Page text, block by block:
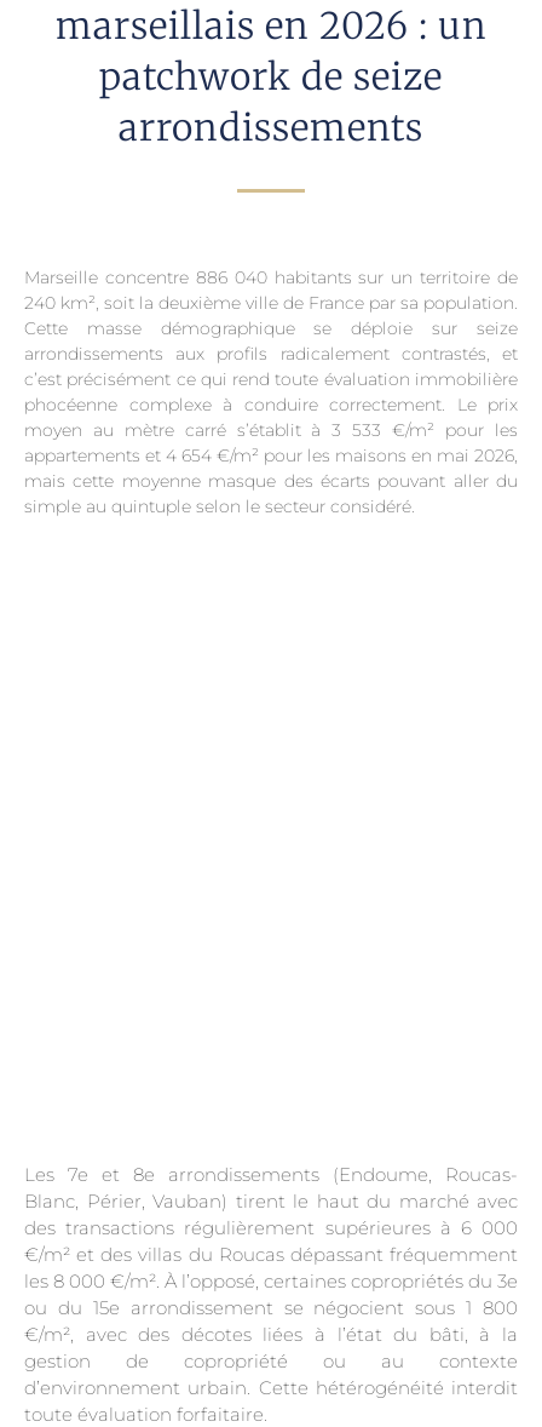
marseillais en 2026 : un
patchwork de seize
arrondissements
Marseille concentre 886 040 habitants sur un territoire de
240 km², soit la deuxième ville de France par sa population.
Cette masse démographique se déploie sur seize
arrondissements aux profils radicalement contrastés, et
c’est précisément ce qui rend toute évaluation immobilière
phocéenne complexe à conduire correctement. Le prix
moyen au mètre carré s’établit à 3 533 €/m² pour les
appartements et 4 654 €/m² pour les maisons en mai 2026,
mais cette moyenne masque des écarts pouvant aller du
simple au quintuple selon le secteur considéré.
Les 7e et 8e arrondissements (Endoume, Roucas-
Blanc, Périer, Vauban) tirent le haut du marché avec
des transactions régulièrement supérieures à 6 000
€/m² et des villas du Roucas dépassant fréquemment
les 8 000 €/m². À l’opposé, certaines copropriétés du 3e
ou du 15e arrondissement se négocient sous 1 800
€/m², avec des décotes liées à l’état du bâti, à la
gestion de copropriété ou au contexte
d’environnement urbain. Cette hétérogénéité interdit
toute évaluation forfaitaire.